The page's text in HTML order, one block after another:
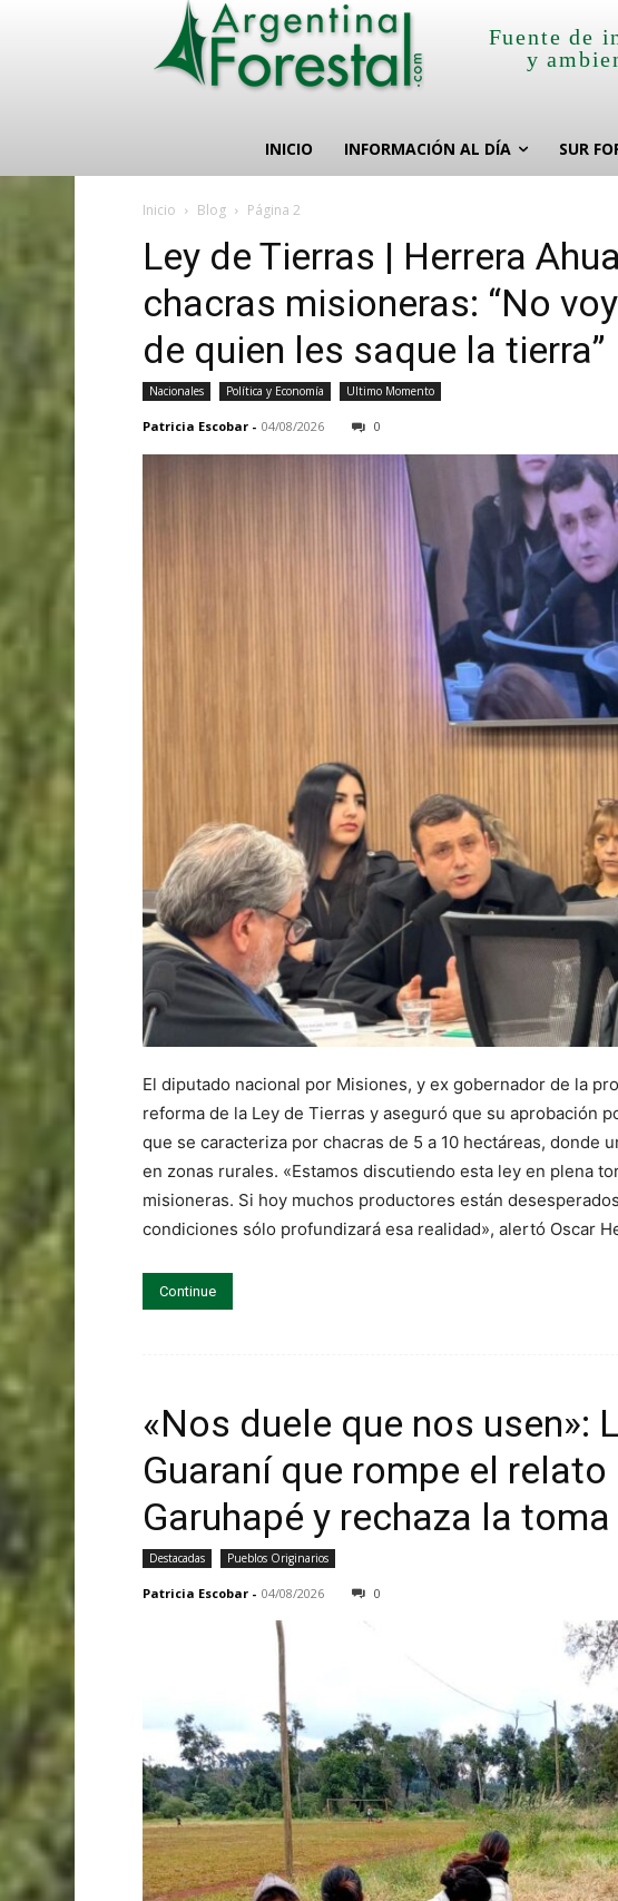
Fuente de
y
INICIO INFORMACIÓN AL DÍA SUR
Inicio Blog Página 2
Ley de Tierras | Herrera
chacras misioneras: “No
de quien les saque la tierra”
Nacionales Política y Economía Ultimo Momento
Patricia Escobar - 04/08/2026 0
El diputado nacional por Misiones, y ex gobernador de la
reforma de la Ley de Tierras y aseguró que su aprobación
que se caracteriza por chacras de 5 a 10 hectáreas, donde
en zonas rurales. «Estamos discutiendo esta ley en plena
misioneras. Si hoy muchos productores están
condiciones sólo profundizará esa realidad», alertó Oscar
Continue
«Nos duele que nos usen»:
Guaraní que rompe el
Garuhapé y rechaza la
Destacadas Pueblos Originarios
Patricia Escobar - 04/08/2026 0